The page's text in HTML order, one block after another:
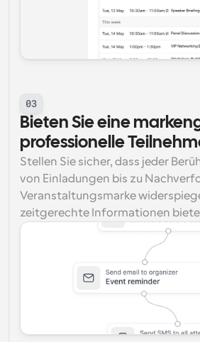
03
Bieten Sie eine
professionelle
Stellen Sie sicher, dass jeder
von Einladungen bis zu
Veranstaltungsmarke
zeitgerechte Informationen